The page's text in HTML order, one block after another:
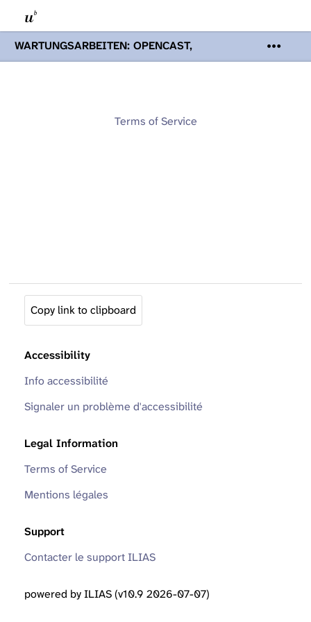
WARTUNGSARBEITEN: OPENCAST,
PODCASTS & TOBIRA
Mi 19. August
Opencast-Videos und Tobira nicht zur
Terms of Service
Copy link to clipboard
Accessibility
Info accessibilité
Signaler un problème d'accessibilité
Legal Information
Terms of Service
Mentions légales
Support
Contacter le support ILIAS
powered by ILIAS (v10.9 2026-07-07)